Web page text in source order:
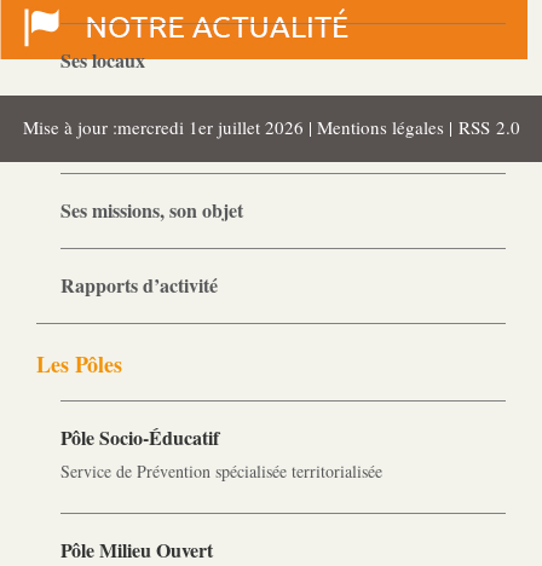
Ses locaux
Son histoire
Ses missions, son objet
Rapports d’activité
Les Pôles
Pôle Socio-­Éducatif
Service de Prévention spécialisée territorialisée
Pôle Milieu Ouvert
Mise à jour :mercredi 1er juillet 2026 | Mentions légales | RSS 2.0